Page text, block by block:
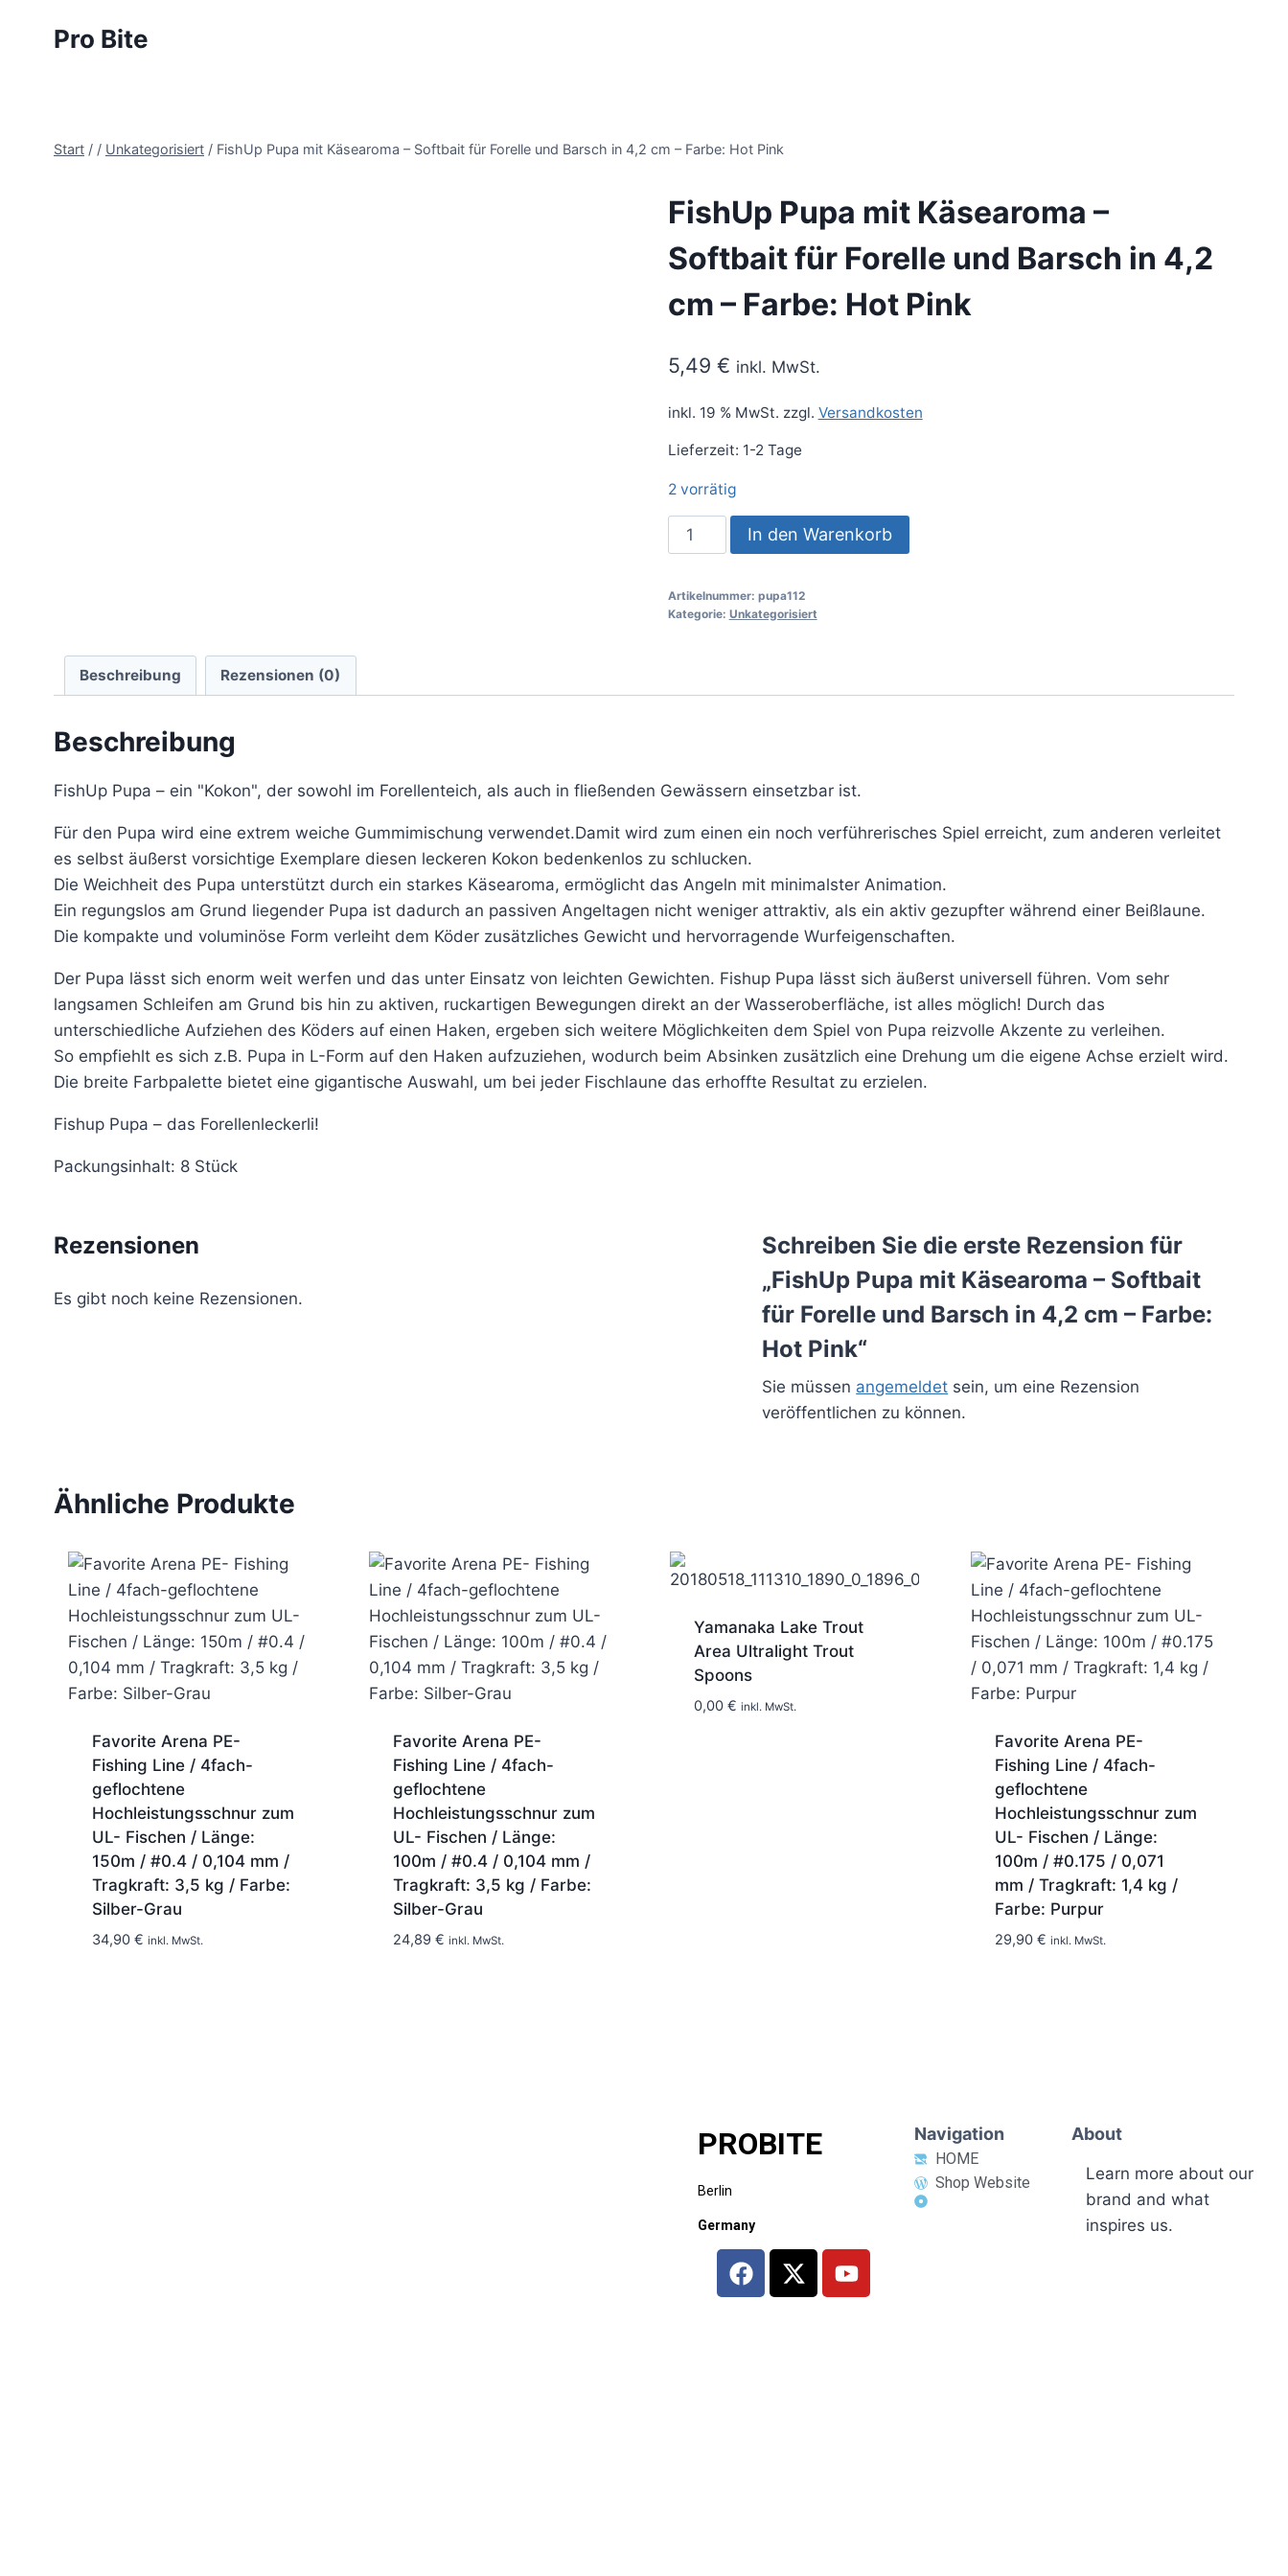
Pro Bite
Start / / Unkategorisiert / FishUp Pupa mit Käsearoma – Softbait für Forelle und Barsch in 4,2 cm – Farbe: Hot Pink
FishUp Pupa mit Käsearoma –
Softbait für Forelle und Barsch in 4,2
cm – Farbe: Hot Pink
5,49 € inkl. MwSt.
inkl. 19 % MwSt. zzgl. Versandkosten
Lieferzeit: 1-2 Tage
2 vorrätig
In den Warenkorb
Artikelnummer: pupa112
Kategorie: Unkategorisiert
Beschreibung Rezensionen (0)
Beschreibung
FishUp Pupa – ein "Kokon", der sowohl im Forellenteich, als auch in fließenden Gewässern einsetzbar ist.
Für den Pupa wird eine extrem weiche Gummimischung verwendet.Damit wird zum einen ein noch verführerisches Spiel erreicht, zum anderen verleitet
es selbst äußerst vorsichtige Exemplare diesen leckeren Kokon bedenkenlos zu schlucken.
Die Weichheit des Pupa unterstützt durch ein starkes Käsearoma, ermöglicht das Angeln mit minimalster Animation.
Ein regungslos am Grund liegender Pupa ist dadurch an passiven Angeltagen nicht weniger attraktiv, als ein aktiv gezupfter während einer Beißlaune.
Die kompakte und voluminöse Form verleiht dem Köder zusätzliches Gewicht und hervorragende Wurfeigenschaften.
Der Pupa lässt sich enorm weit werfen und das unter Einsatz von leichten Gewichten. Fishup Pupa lässt sich äußerst universell führen. Vom sehr
langsamen Schleifen am Grund bis hin zu aktiven, ruckartigen Bewegungen direkt an der Wasseroberfläche, ist alles möglich! Durch das
unterschiedliche Aufziehen des Köders auf einen Haken, ergeben sich weitere Möglichkeiten dem Spiel von Pupa reizvolle Akzente zu verleihen.
So empfiehlt es sich z.B. Pupa in L-Form auf den Haken aufzuziehen, wodurch beim Absinken zusätzlich eine Drehung um die eigene Achse erzielt wird.
Die breite Farbpalette bietet eine gigantische Auswahl, um bei jeder Fischlaune das erhoffte Resultat zu erzielen.
Fishup Pupa – das Forellenleckerli!
Packungsinhalt: 8 Stück
Rezensionen
Es gibt noch keine Rezensionen.
Schreiben Sie die erste Rezension für
„FishUp Pupa mit Käsearoma – Softbait
für Forelle und Barsch in 4,2 cm – Farbe:
Hot Pink“
Sie müssen angemeldet sein, um eine Rezension
veröffentlichen zu können.
Ähnliche Produkte
Favorite Arena PE-
Fishing Line / 4fach-
geflochtene
Hochleistungsschnur zum
UL- Fischen / Länge:
150m / #0.4 / 0,104 mm /
Tragkraft: 3,5 kg / Farbe:
Silber-Grau
34,90 € inkl. MwSt.
Favorite Arena PE-
Fishing Line / 4fach-
geflochtene
Hochleistungsschnur zum
UL- Fischen / Länge:
100m / #0.4 / 0,104 mm /
Tragkraft: 3,5 kg / Farbe:
Silber-Grau
24,89 € inkl. MwSt.
Yamanaka Lake Trout
Area Ultralight Trout
Spoons
0,00 € inkl. MwSt.
Favorite Arena PE-
Fishing Line / 4fach-
geflochtene
Hochleistungsschnur zum
UL- Fischen / Länge:
100m / #0.175 / 0,071
mm / Tragkraft: 1,4 kg /
Farbe: Purpur
29,90 € inkl. MwSt.
PROBITE
Berlin
Germany
Navigation
HOME
Shop Website
About
Learn more about our
brand and what
inspires us.